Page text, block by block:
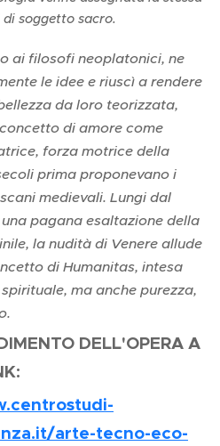
soggetto sacro.
ai filosofi neoplatonici, ne
le idee e riuscì a rendere
da loro teorizzata,
di amore come
forza motrice della
prima proponevano i
medievali. Lungi dal
pagana esaltazione della
la nudità di Venere allude
di Humanitas, intesa
ma anche purezza,
DELL'OPERA A
arte-tecno-eco-